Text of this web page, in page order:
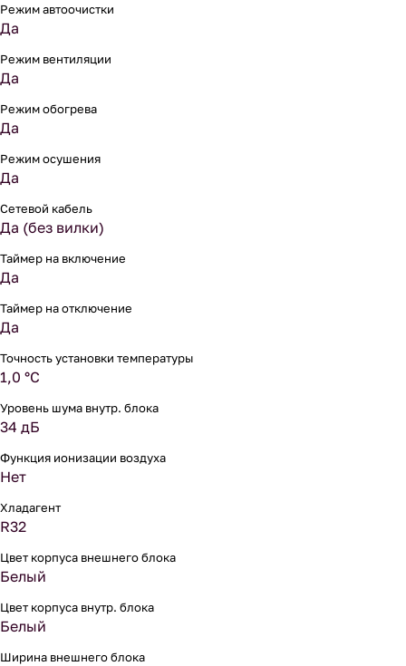
Режим автоочистки
Да
Режим вентиляции
Да
Режим обогрева
Да
Режим осушения
Да
Сетевой кабель
Да (без вилки)
Таймер на включение
Да
Таймер на отключение
Да
Точность установки температуры
1,0 °С
Уровень шума внутр. блока
34 дБ
Функция ионизации воздуха
Нет
Хладагент
R32
Цвет корпуса внешнего блока
Белый
Цвет корпуса внутр. блока
Белый
Ширина внешнего блока